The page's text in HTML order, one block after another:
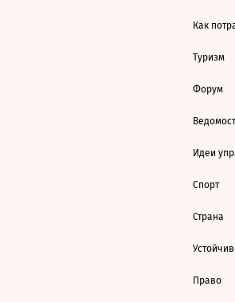
Как
Туризм
Форум
Идеи
Спорт
Страна
Право